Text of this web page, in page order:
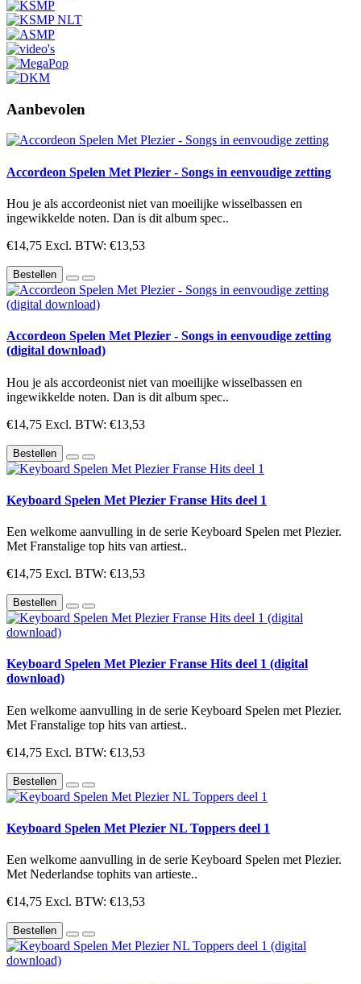
Aanbevolen
Accordeon Spelen Met Plezier - Songs in eenvoudige zetting
Hou je als accordeonist niet van moeilijke wisselbassen en
ingewikkelde noten. Dan is dit album spec..
€14,75 Excl. BTW: €13,53
Bestellen
Accordeon Spelen Met Plezier - Songs in eenvoudige zetting
(digital download)
Hou je als accordeonist niet van moeilijke wisselbassen en
ingewikkelde noten. Dan is dit album spec..
€14,75 Excl. BTW: €13,53
Bestellen
Keyboard Spelen Met Plezier Franse Hits deel 1
Een welkome aanvulling in de serie Keyboard Spelen met Plezier.
Met Franstalige top hits van artiest..
€14,75 Excl. BTW: €13,53
Bestellen
Keyboard Spelen Met Plezier Franse Hits deel 1 (digital
download)
Een welkome aanvulling in de serie Keyboard Spelen met Plezier.
Met Franstalige top hits van artiest..
€14,75 Excl. BTW: €13,53
Bestellen
Keyboard Spelen Met Plezier NL Toppers deel 1
Een welkome aanvulling in de serie Keyboard Spelen met Plezier.
Met Nederlandse tophits van artieste..
€14,75 Excl. BTW: €13,53
Bestellen